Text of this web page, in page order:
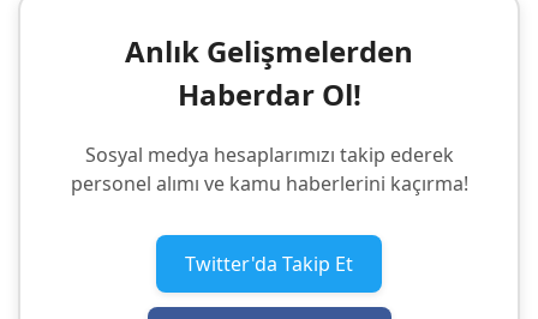
Anlık Gelişmelerden
Haberdar Ol!
Sosyal medya hesaplarımızı takip ederek
personel alımı ve kamu haberlerini kaçırma!
Twitter'da Takip Et